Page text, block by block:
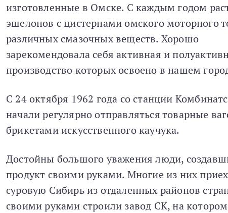
изготовленные в Омске. С каждым годом
эшелонов с цистернами омского моторного
различных смазочных веществ. Хорошо
зарекомендовала себя активная и
производство которых освоено в нашем
С 24 октября 1962 года со станции
начали регулярно отправляться товарные
брикетами искусственного каучука.
Достойны большого уважения люди,
продукт своими руками. Многие из них
суровую Сибирь из отдаленных районов
своими руками строили завод СК, на котором